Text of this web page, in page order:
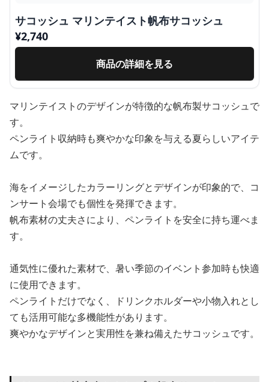
サコッシュ マリンテイスト帆布サコッシュ
¥2,740
商品の詳細を見る
マリンテイストのデザインが特徴的な帆布製サコッシュで
す。
ペンライト収納時も爽やかな印象を与える夏らしいアイテ
ムです。
海をイメージしたカラーリングとデザインが印象的で、コ
ンサート会場でも個性を発揮できます。
帆布素材の丈夫さにより、ペンライトを安全に持ち運べま
す。
通気性に優れた素材で、暑い季節のイベント参加時も快適
に使用できます。
ペンライトだけでなく、ドリンクホルダーや小物入れとし
ても活用可能な多機能性があります。
爽やかなデザインと実用性を兼ね備えたサコッシュです。